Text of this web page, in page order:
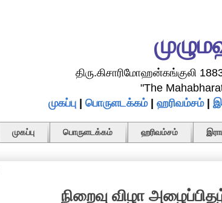
திரு.கிசாரிமோஹன்கங்குலி
"The
முகப்பு
பொருளடக்கம்| ஹரிவம்சம்|
முகப்பு பொருளடக்கம் ஹரிவம்சம்
நிறைவு விழா